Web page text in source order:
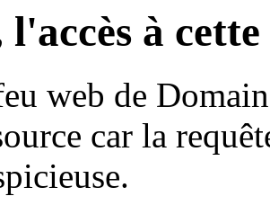
l'accès à
web de
car la